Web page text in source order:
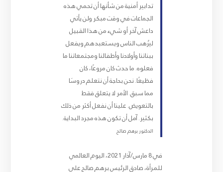
تدابير أمنية من شأنها أن تحمي هذه
الجماعات في وقت مبكر ولن يأتي
داعش آخر أو شيء من هذا القبيل
ليُرهب الناس ويستعبدهم ويفعل
ببناتنا وأولادنا وأطفالنا ومجتمعاتنا ما
فعلوه. ما حدث كان مروعًا، كان
فظيعًا. نحن بحاجة أن نتعلم دروسَا
مما سبق. الأمر لا يتعلق فقط
بالتعويض. علينا أن نفعل أكثر من ذلك
بكثير. آمل أن تكون هذه مجرد البداية.
الدكتور برهم صالح
في 8 مارس/آذار 2021، اليوم العالمي
للمرأة، صادق الرئيس برهم صالح على